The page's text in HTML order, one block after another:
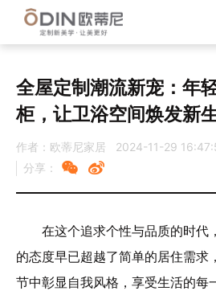
首页> 定制动态> 行业资讯
全屋定制潮流新宠：年
柜，让卫浴空间焕发新
作者：欧蒂尼家居 2024-11-29
分享：
在这个追求个性与品质的时代
的态度早已超越了简单的居住需求
节中彰显自我风格，享受生活的每